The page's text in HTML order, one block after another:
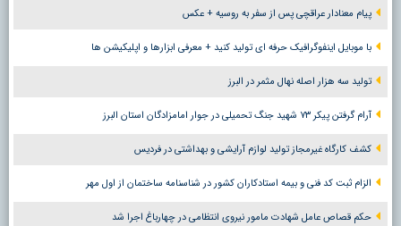
پیام معنادار عراقچی پس از سفر به روسیه + عکس
با موبایل اینفوگرافیک حرفه ای تولید کنید + معرفی ابزارها و اپلیکیشن ها
تولید سه هزار اصله نهال مثمر در البرز
آرام گرفتن پیکر ۷۳ شهید جنگ تحمیلی در جوار امامزادگان استان البرز
کشف کارگاه غیرمجاز تولید لوازم آرایشی و بهداشتی در فردیس
الزام ثبت کد فنی و بیمه استادکاران کشور در شناسنامه ساختمان از اول مهر
حکم قصاص عامل شهادت مامور نیروی انتظامی در چهارباغ اجرا شد